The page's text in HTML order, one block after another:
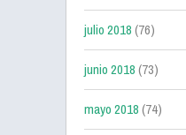
julio 2018(76)
junio 2018(73)
mayo 2018(74)